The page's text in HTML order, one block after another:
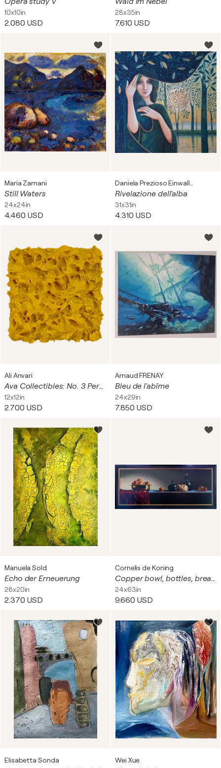
10x10in
2.080 USD
28x35in
7.610 USD
Maria Zamani
Still Waters
24x24in
4.460 USD
Rivelazione dell'alba
31x31in
4.310 USD
Ali Anvari
Ava Collectibles: No. 3 Permanent Yellow Light
12x12in
2.700 USD
Arnaud FRENAY
Bleu de l'abîme
24x29in
7.850 USD
Manuela Sold
Echo der Erneuerung
28x20in
2.370 USD
Cornelis de Koning
Copper bowl, bottles, bread and granate poms
24x63in
9.660 USD
Elisabetta Sonda Wei Xue